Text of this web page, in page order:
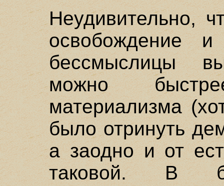
Неудивительно,
освобождение
бессмыслицы
можно
материализма
было отринуть
а заодно и от
таковой. В